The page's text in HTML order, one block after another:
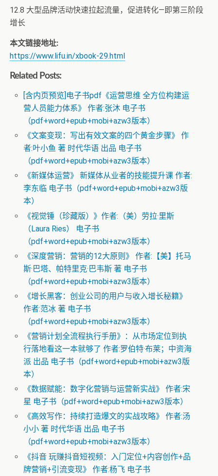
12.8 大型品牌活动快速拉起流量，促进转化—即第三阶段
增长
本文链接地址:
https://www.lifu.in/xbook-29.html
Related Posts:
[含内页预览]电子书pdf《运营思维 全方位构建运
营人员能力体系》 作者:张沐 电子书
（pdf+word+epub+mobi+azw3版本）
《文案变现：写出有效文案的四个黄金步骤》 作
者:叶小鱼 著 时代华语 出品 电子书
（pdf+word+epub+mobi+azw3版本）
《新媒体运营》 新媒体从业者的技能提升课 作者:
李东临 电子书（pdf+word+epub+mobi+azw3版
本）
《视觉锤（珍藏版）》作者:（美）劳拉·里斯
（Laura Ries） 电子书
（pdf+word+epub+mobi+azw3版本）
《深度营销：营销的12大原则》 作者:【美】托马
斯·巴塔、帕特里克·巴韦斯 著 电子书
（pdf+word+epub+mobi+azw3版本）
《增长黑客：创业公司的用户与收入增长秘籍》
作者:范冰 著 电子书
（pdf+word+epub+mobi+azw3版本）
《营销计划全流程执行手册》：从市场定位到执
行落地看这一本就够了 作者:罗伯特·布莱；中资海
派 出品 电子书（pdf+word+epub+mobi+azw3版
本）
《数据赋能：数字化营销与运营新实战》 作者:宋
星 电子书（pdf+word+epub+mobi+azw3版本）
《高效写作：持续打造爆文的实战攻略》 作者:汤
小小 著 时代华语 出品 电子书
（pdf+word+epub+mobi+azw3版本）
《抖音 玩赚抖音短视频：入门定位+内容创作+品
牌营销+引流变现》 作者:杨飞 电子书